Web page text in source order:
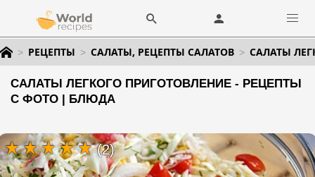
РЕЦЕПТЫ САЛАТЫ, РЕЦЕПТЫ САЛАТОВ САЛАТЫ
САЛАТЫ ЛЕГКОГО ПРИГОТОВЛЕНИЕ - РЕЦЕПТЫ
С ФОТО | БЛЮДА
(2)